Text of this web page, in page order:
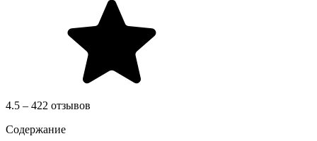
4.5 – 422 отзывов
Содержание